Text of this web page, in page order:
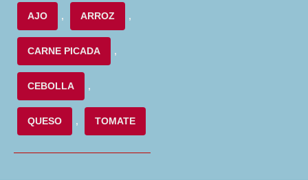
AJO , ARROZ ,
CARNE PICADA ,
CEBOLLA ,
QUESO , TOMATE